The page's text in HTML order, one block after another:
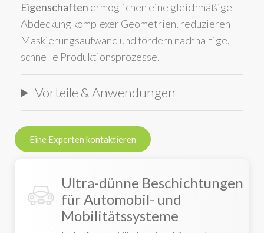
Eigenschaften ermöglichen eine gleichmäßige
Abdeckung komplexer Geometrien, reduzieren
Maskierungsaufwand und fördern nachhaltige,
schnelle Produktionsprozesse.
Vorteile & Anwendungen
Eine Experten kontaktieren
Ultra-dünne Beschichtungen
für Automobil- und
Mobilitätssysteme